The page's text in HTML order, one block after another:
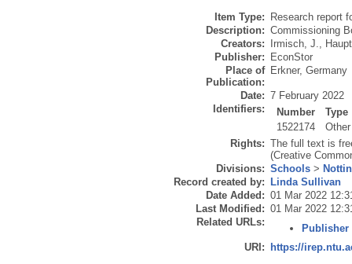
Item Type:
Research report
Description: Commissioning
Creators:
Irmisch, J.,
Publisher:
EconStor
Place of
Publication:
Erkner, Germany
Date: 7 February 2022
Identifiers:
Number
Type
1522174
Other
Rights: The full text is
(Creative
Divisions: Schools >
Record created by:
Linda Sullivan
Date Added: 01 Mar 2022
Last Modified: 01 Mar 2022
Related URLs:
Publisher
URI:
https://